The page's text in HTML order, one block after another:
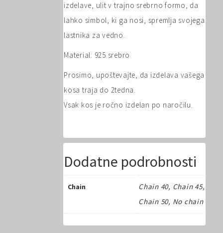
izdelave, ulit v trajno srebrno formo, da
lahko simbol, ki ga nosi, spremlja svojega
lastnika za vedno.
Material: 925 srebro
Prosimo, upoštevajte, da izdelava vašega
kosa traja do 2tedna.
Vsak kos je ročno izdelan po naročilu.
Dodatne podrobnosti
Chain
Chain 40, Chain 45,
Chain 50, No chain